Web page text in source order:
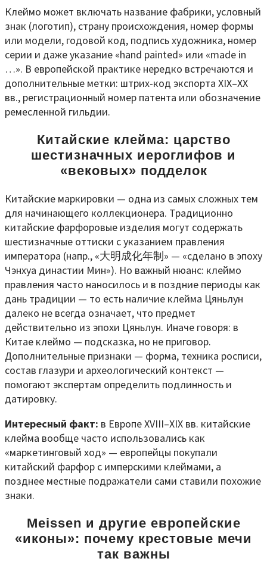
Клеймо может включать название фабрики, условный
знак (логотип), страну происхождения, номер формы
или модели, годовой код, подпись художника, номер
серии и даже указание «hand painted» или «made in
…». В европейской практике нередко встречаются и
дополнительные метки: штрих-код экспорта XIX–XX
вв., регистрационный номер патента или обозначение
ремесленной гильдии.
Китайские клейма: царство
шестизначных иероглифов и
«вековых» подделок
Китайские маркировки — одна из самых сложных тем
для начинающего коллекционера. Традиционно
китайские фарфоровые изделия могут содержать
шестизначные оттиски с указанием правления
императора (напр., «大明成化年制» — «сделано в эпоху
Чэнхуа династии Мин»). Но важный нюанс: клеймо
правления часто наносилось и в поздние периоды как
дань традиции — то есть наличие клейма Цяньлун
далеко не всегда означает, что предмет
действительно из эпохи Цяньлун. Иначе говоря: в
Китае клеймо — подсказка, но не приговор.
Дополнительные признаки — форма, техника росписи,
состав глазури и археологический контекст —
помогают экспертам определить подлинность и
датировку.
Интересный факт: в Европе XVIII–XIX вв. китайские
клейма вообще часто использовались как
«маркетинговый ход» — европейцы покупали
китайский фарфор с имперскими клеймами, а
позднее местные подражатели сами ставили похожие
знаки.
Meissen и другие европейские
«иконы»: почему крестовые мечи
так важны